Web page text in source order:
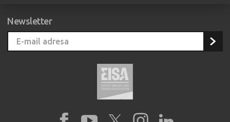
Newsletter